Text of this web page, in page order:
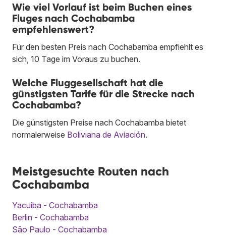
Wie viel Vorlauf ist beim Buchen eines
Fluges nach Cochabamba
empfehlenswert?
Für den besten Preis nach Cochabamba empfiehlt es
sich, 10 Tage im Voraus zu buchen.
Welche Fluggesellschaft hat die
günstigsten Tarife für die Strecke nach
Cochabamba?
Die günstigsten Preise nach Cochabamba bietet
normalerweise Boliviana de Aviación.
Meistgesuchte Routen nach
Cochabamba
Yacuiba - Cochabamba
Berlin - Cochabamba
São Paulo - Cochabamba